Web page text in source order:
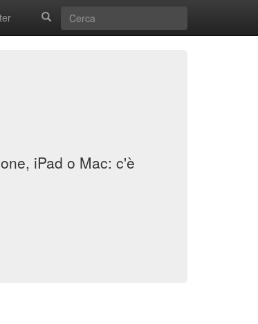
iPad o Mac: c'è